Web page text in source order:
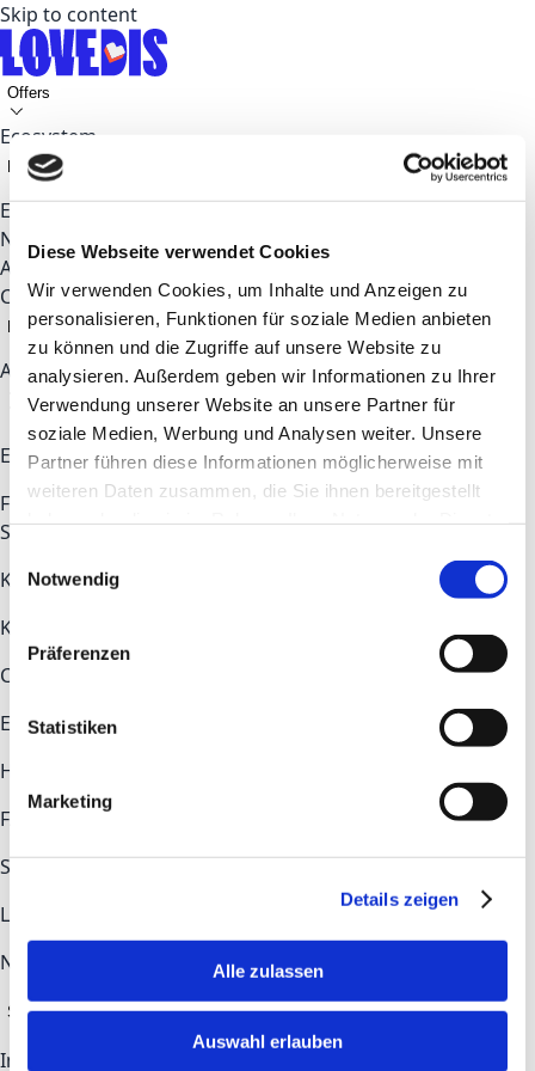
Diese Webseite verwendet Cookies
Wir verwenden Cookies, um Inhalte und Anzeigen zu
personalisieren, Funktionen für soziale Medien anbieten
zu können und die Zugriffe auf unsere Website zu
analysieren. Außerdem geben wir Informationen zu Ihrer
Verwendung unserer Website an unsere Partner für
soziale Medien, Werbung und Analysen weiter. Unsere
Partner führen diese Informationen möglicherweise mit
weiteren Daten zusammen, die Sie ihnen bereitgestellt
Notwendig
Präferenzen
Statistiken
Marketing
Details zeigen
Alle zulassen
Auswahl erlauben
Skip to content
Offers
Ecosystem
Key Topics
Events
News
About
Contact
Apply now
Explore
For Startups & TalentsFor CorporatesCoworking
SpacePartnersAbout LOVEDIS
Key topics
Key topics
COMMUNITY
EcosystemNewsroom
Help & Contact
FAQs
Contact
STAY UP TO DATE
LinkedIn
Newsletter-Anmeldung
Subscribe
Imprint